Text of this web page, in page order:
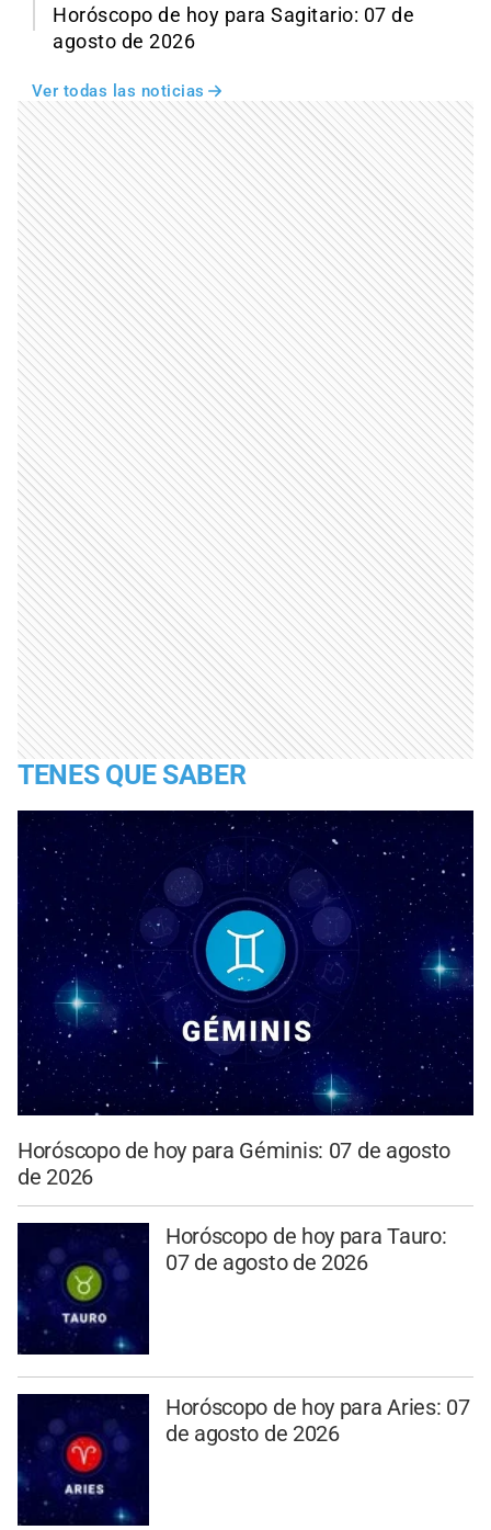
Horóscopo de hoy para Sagitario: 07 de
agosto de 2026
Ver todas las noticias
TENES QUE SABER
Horóscopo de hoy para Géminis: 07 de agosto
de 2026
Horóscopo de hoy para Tauro:
07 de agosto de 2026
Horóscopo de hoy para Aries: 07
de agosto de 2026